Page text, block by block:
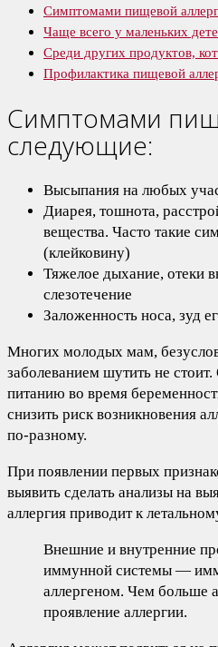
Симптомами пищевой
Чаще всего у маленьких
Среди других продуктов,
Профилактика пищевой
Симптомами
следующие:
Высыпания на любых
Диарея, тошнота,
вещества. Часто такие
(клейковину)
Тяжелое дыхание, отеки
слезотечение
Заложенность носа, зуд
Многих молодых мам,
заболеванием шутить не
питанию во время
снизить риск возникновения
по-разному.
При появлении первых
выявить сделать анализы на
аллергия приводит к
Внешние и внутренние
иммунной системы —
аллергеном. Чем больше
проявление аллергии.